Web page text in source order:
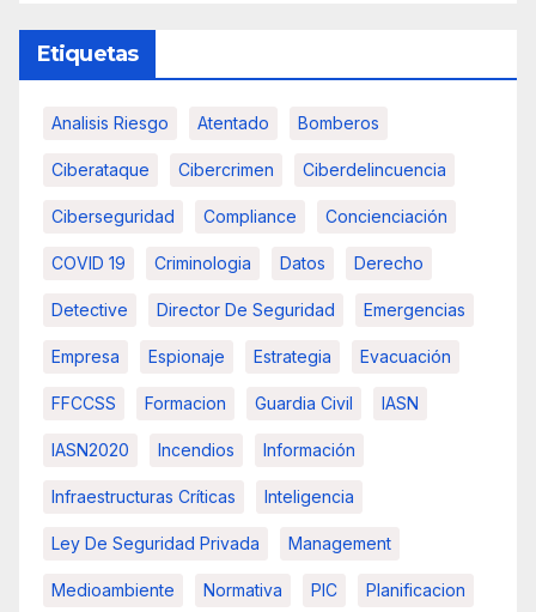
Etiquetas
Analisis Riesgo Atentado Bomberos
Ciberataque Cibercrimen Ciberdelincuencia
Ciberseguridad Compliance Concienciación
COVID 19 Criminologia Datos Derecho
Detective Director De Seguridad Emergencias
Empresa Espionaje Estrategia Evacuación
FFCCSS Formacion Guardia Civil IASN
IASN2020 Incendios Información
Infraestructuras Críticas Inteligencia
Ley De Seguridad Privada Management
Medioambiente Normativa PIC Planificacion